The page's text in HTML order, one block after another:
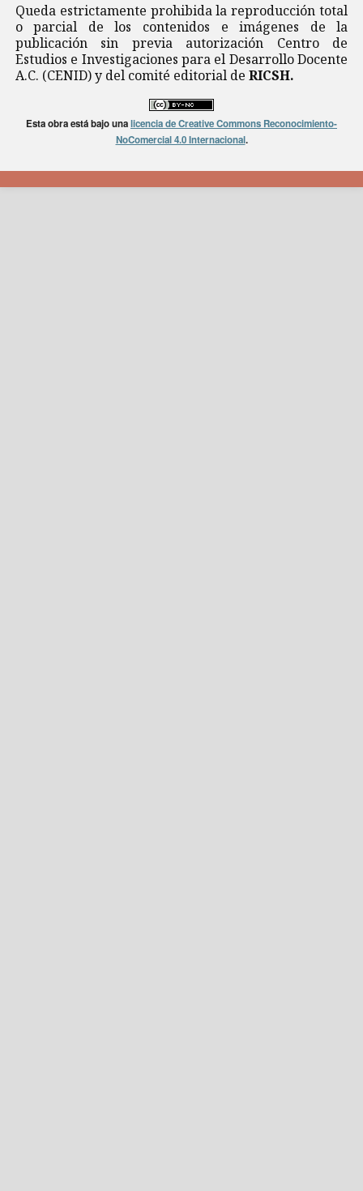
Queda estrictamente prohibida la reproducción total
o parcial de los contenidos e imágenes de la
publicación sin previa autorización Centro de
Estudios e Investigaciones para el Desarrollo Docente
A.C. (CENID) y del comité editorial de RICSH.
Esta obra está bajo unalicencia de Creative Commons Reconocimiento-
NoComercial 4.0 Internacional.